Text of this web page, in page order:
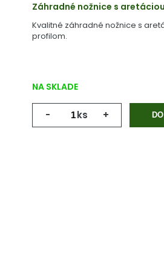
Záhradné nožnice s aretáciou
Kvalitné záhradné nožnice s
profilom.
NA SKLADE
- ks +